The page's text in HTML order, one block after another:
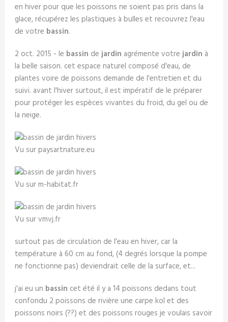
en hiver pour que les poissons ne soient pas pris dans la
glace, récupérez les plastiques à bulles et recouvrez l'eau
de votre bassin.
2 oct. 2015 - le bassin dejardin agrémente votrejardin à
la belle saison. cet espace naturel composé d'eau, de
plantes voire de poissons demande de l'entretien et du
suivi. avant l'hiver surtout, il est impératif de le préparer
pour protéger les espèces vivantes du froid, du gel ou de
la neige.
Vu sur paysartnature.eu
Vu sur m-habitat.fr
Vu sur vmvj.fr
surtout pas de circulation de l'eau en hiver, car la
température à 60 cm au fond, (4 degrés lorsque la pompe
ne fonctionne pas) deviendrait celle de la surface, et...
j'ai eu un bassin cet été il y a 14 poissons dedans tout
confondu 2 poissons de rivière une carpe koî et des
poissons noirs (??) et des poissons rouges je voulais savoir